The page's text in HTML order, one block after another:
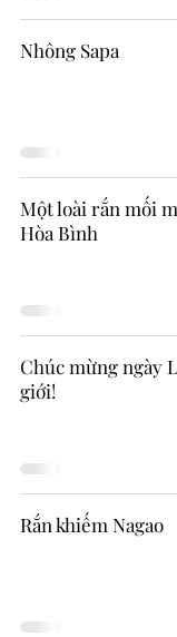
Nhông Sapa
Một loài rắn mối
Hòa Bình
Chúc mừng ngày
giới!
Rắn khiếm Nagao